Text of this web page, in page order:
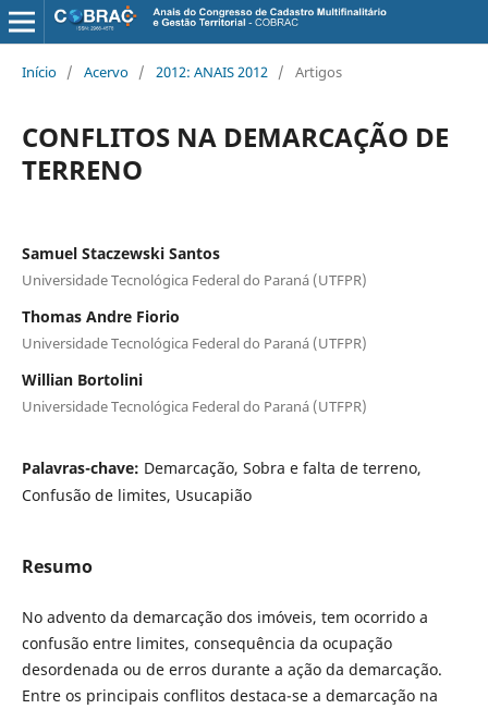
Início / Acervo / 2012: ANAIS 2012 / Artigos
CONFLITOS NA DEMARCAÇÃO DE
TERRENO
Samuel Staczewski Santos
Universidade Tecnológica Federal do Paraná (UTFPR)
Thomas Andre Fiorio
Universidade Tecnológica Federal do Paraná (UTFPR)
Willian Bortolini
Universidade Tecnológica Federal do Paraná (UTFPR)
Palavras-chave: Demarcação, Sobra e falta de terreno,
Confusão de limites, Usucapião
Resumo
No advento da demarcação dos imóveis, tem ocorrido a
confusão entre limites, consequência da ocupação
desordenada ou de erros durante a ação da demarcação.
Entre os principais conflitos destaca-se a demarcação na